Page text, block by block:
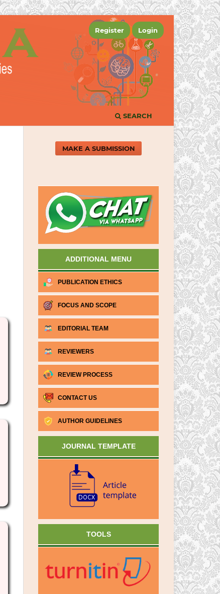
SEARCH
Register Login
MAKE A SUBMISSION
ADDITIONAL MENU
PUBLICATION ETHICS
FOCUS AND SCOPE
EDITORIAL TEAM
REVIEWERS
REVIEW PROCESS
CONTACT US
AUTHOR GUIDELINES
JOURNAL TEMPLATE
TOOLS